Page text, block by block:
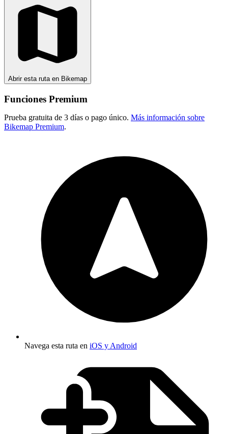
Abrir esta ruta en Bikemap
Funciones Premium
Prueba gratuita de 3 días o pago único. Más información sobre
Bikemap Premium.
Navega esta ruta en iOS y Android